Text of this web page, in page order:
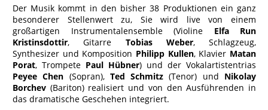
Der Musik kommt in den bisher 38 Produktionen ein ganz
besonderer Stellenwert zu, Sie wird live von einem
großartigen Instrumentalensemble (Violine Elfa Run
Kristinsdottir, Gitarre Tobias Weber, Schlagzeug,
Synthesizer und Komposition Philipp Kullen, Klavier Matan
Porat, Trompete Paul Hübner) und der Vokalartistentrias
Peyee Chen (Sopran), Ted Schmitz (Tenor) und Nikolay
Borchev (Bariton) realisiert und von den Ausführenden in
das dramatische Geschehen integriert.